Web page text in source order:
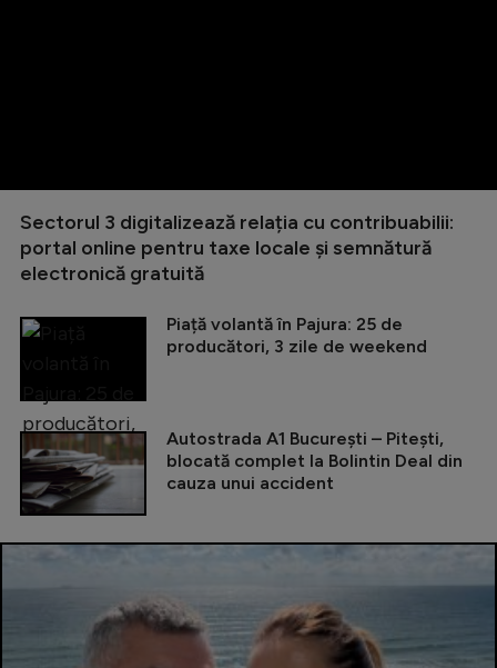
Sectorul 3 digitalizează relația cu contribuabilii:
portal online pentru taxe locale și semnătură
electronică gratuită
Piață volantă în Pajura: 25 de
producători, 3 zile de weekend
Autostrada A1 București – Pitești,
blocată complet la Bolintin Deal din
cauza unui accident